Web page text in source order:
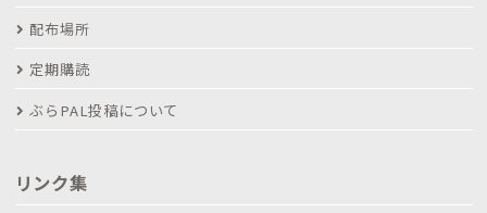
配布場所
定期購読
ぶらPAL投稿について
リンク集